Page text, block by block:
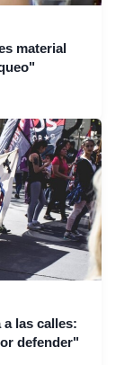
material
las calles:
defender"